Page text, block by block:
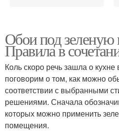
Обои на кухню
Обои для бежевой
кухни
Обои под
Правила в
Коль скоро речь зашла о
поговорим о том, как можно
соответствии с выбранными
решениями. Сначала
которых можно применить
помещения.